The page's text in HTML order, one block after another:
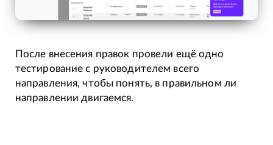
После внесения правок провели ещё одно
тестирование с руководителем всего
направления, чтобы понять, в правильном ли
направлении двигаемся.